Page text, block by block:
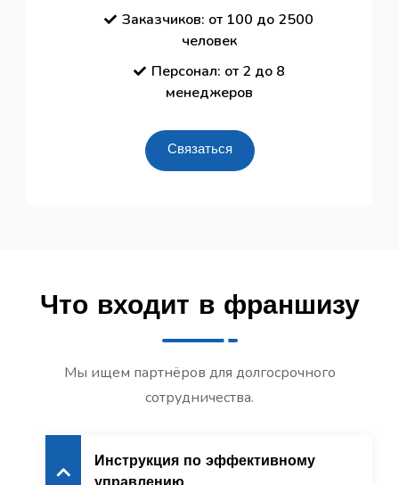
Заказчиков: от 100 до 2500
человек
Персонал: от 2 до 8
менеджеров
Связаться
Что входит в франшизу
Мы ищем партнёров для долгосрочного
сотрудничества.
Инструкция по эффективному